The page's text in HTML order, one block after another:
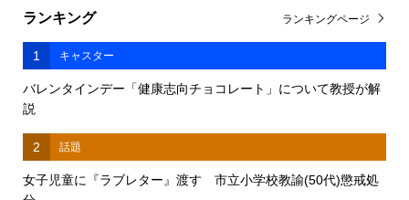
ランキング
1 キャスター
バレンタインデー「健康志向チョコレート」について教授が解
説
2 話題
女子児童に『ラブレター』渡す 市立小学校教諭(50代)懲戒処
ランキングページ